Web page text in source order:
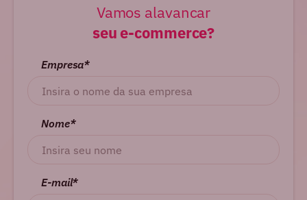
Vamos alavancar
seu e-commerce?
Empresa*
Nome*
E-mail*